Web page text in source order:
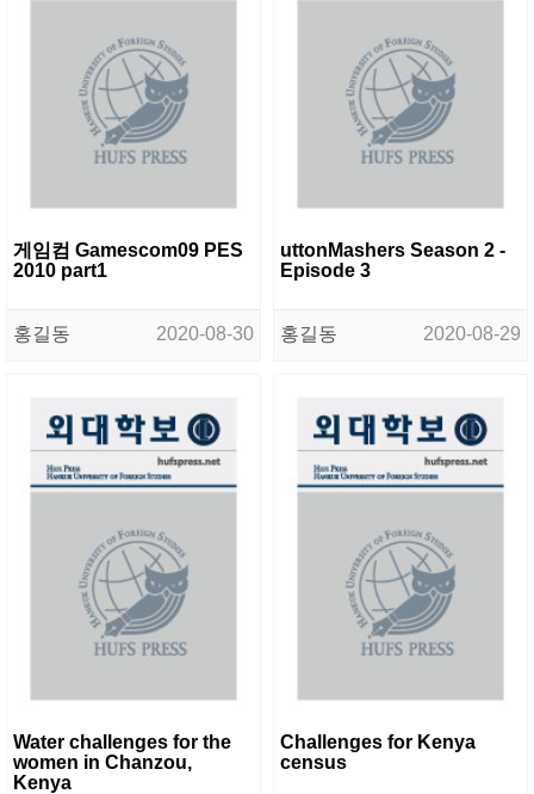
게임컴 Gamescom09 PES
2010 part1
홍길동 2020-08-30
uttonMashers Season 2 -
Episode 3
홍길동 2020-08-29
Water challenges for the
women in Chanzou,
Kenya
Challenges for Kenya
census